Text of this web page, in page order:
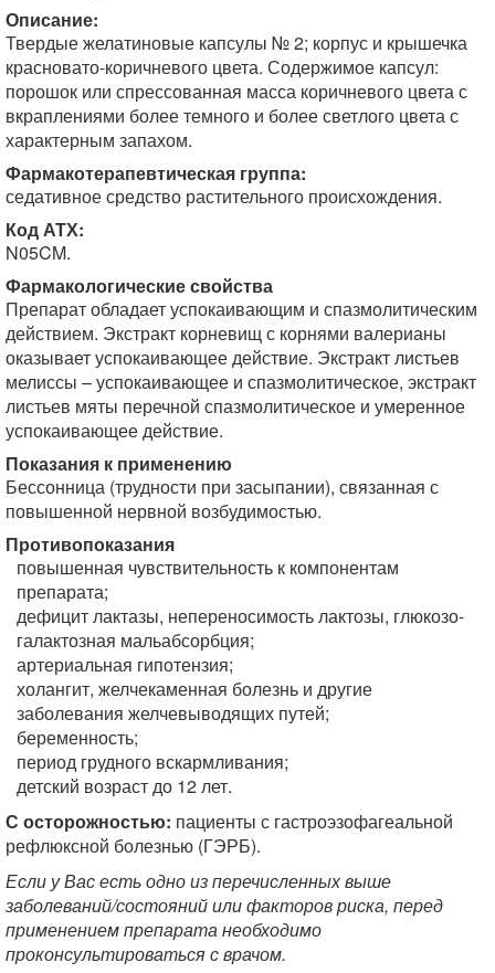
Описание:
Твердые желатиновые капсулы № 2; корпус и крышечка
красновато-коричневого цвета. Содержимое капсул:
порошок или спрессованная масса коричневого цвета с
вкраплениями более темного и более светлого цвета с
характерным запахом.
Фармакотерапевтическая группа:
седативное средство растительного происхождения.
Код АТХ:
N05CM.
Фармакологические свойства
Препарат обладает успокаивающим и спазмолитическим
действием. Экстракт корневищ с корнями валерианы
оказывает успокаивающее действие. Экстракт листьев
мелиссы – успокаивающее и спазмолитическое, экстракт
листьев мяты перечной спазмолитическое и умеренное
успокаивающее действие.
Показания к применению
Бессонница (трудности при засыпании), связанная с
повышенной нервной возбудимостью.
Противопоказания
повышенная чувствительность к компонентам
препарата;
дефицит лактазы, непереносимость лактозы, глюкозо-
галактозная мальабсорбция;
артериальная гипотензия;
холангит, желчекаменная болезнь и другие
заболевания желчевыводящих путей;
беременность;
период грудного вскармливания;
детский возраст до 12 лет.
С осторожностью: пациенты с гастроэзофагеальной
рефлюксной болезнью (ГЭРБ).
Если у Вас есть одно из перечисленных выше
заболеваний/состояний или факторов риска, перед
применением препарата необходимо
проконсультироваться с врачом.